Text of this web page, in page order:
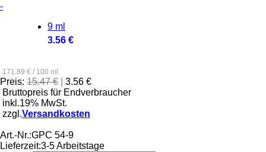
-
9 ml
3.56 €
171.89 € / 100 ml
Preis: 15.47 €
3.56 €
Bruttopreis für Endverbraucher
inkl.19% MwSt.
zzgl.Versandkosten
Art.-Nr.:GPC 54-9
Lieferzeit:3-5 Arbeitstage